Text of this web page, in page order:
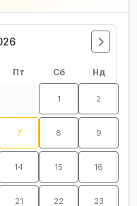
Пт Сб Нд
1 2
7 8 9
14 15 16
21 22 23